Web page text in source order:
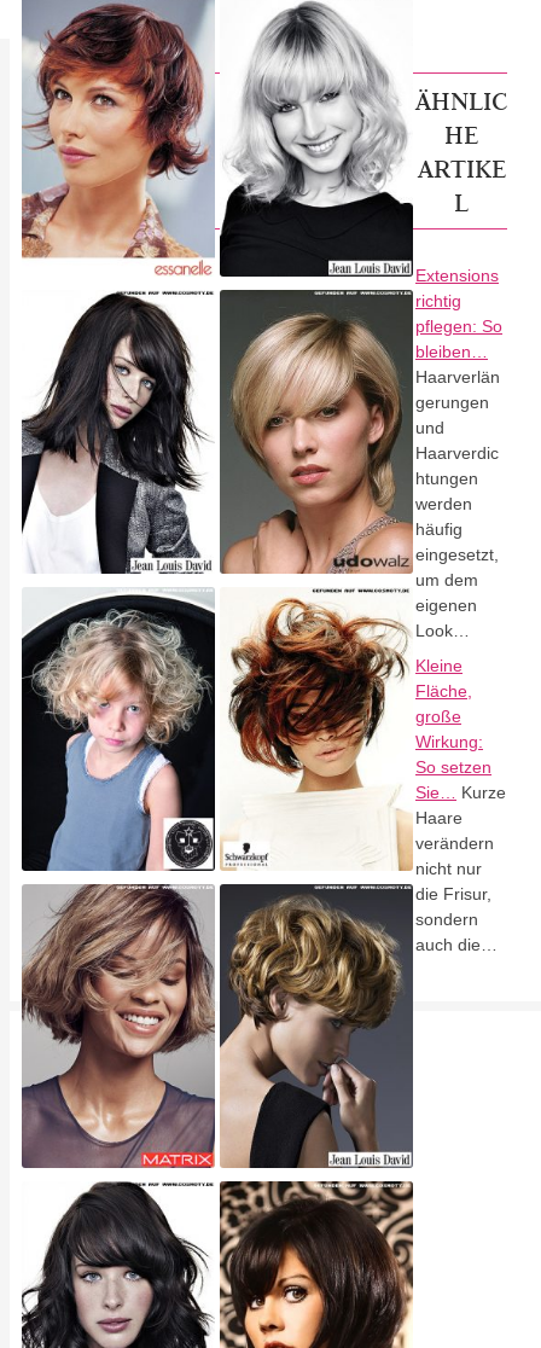
ÄHNLIC
HE
ARTIKE
L
Extensions
richtig
pflegen: So
bleiben…
Haarverlän
gerungen
und
Haarverdic
htungen
werden
häufig
eingesetzt,
um dem
eigenen
Look…
Kleine
Fläche,
große
Wirkung:
So setzen
Sie…
Kurze
Haare
verändern
nicht nur
die Frisur,
sondern
auch die…